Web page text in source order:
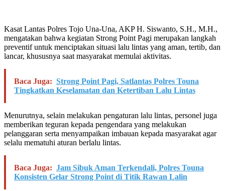
Kasat Lantas Polres Tojo Una-Una, AKP H. Siswanto, S.H., M.H.,
mengatakan bahwa kegiatan Strong Point Pagi merupakan langkah
preventif untuk menciptakan situasi lalu lintas yang aman, tertib, dan
lancar, khususnya saat masyarakat memulai aktivitas.
Baca Juga: Strong Point Pagi, Satlantas Polres Touna
Tingkatkan Keselamatan dan Ketertiban Lalu Lintas
Menurutnya, selain melakukan pengaturan lalu lintas, personel juga
memberikan teguran kepada pengendara yang melakukan
pelanggaran serta menyampaikan imbauan kepada masyarakat agar
selalu mematuhi aturan berlalu lintas.
Baca Juga: Jam Sibuk Aman Terkendali, Polres Touna
Konsisten Gelar Strong Point di Titik Rawan Lalin